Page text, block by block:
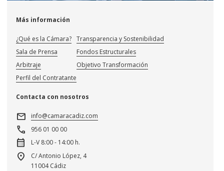
Más información
¿Qué es la Cámara?
Sala de Prensa
Arbitraje
Perfil del Contratante
Transparencia y Sostenibilidad
Fondos Estructurales
Objetivo Transformación
Contacta con nosotros
mail info@camaracadiz.com
call 956 01 00 00
calendar_month L-V 8:00 - 14:00 h.
location_on
C/ Antonio López, 4
11004 Cádiz